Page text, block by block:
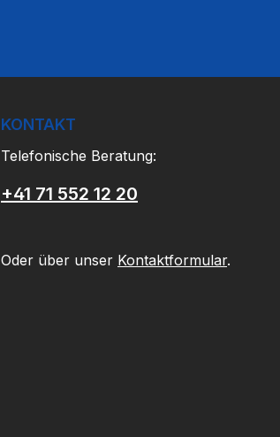
KONTAKT
Telefonische Beratung:
+41 71 552 12 20
Oder über unser Kontaktformular.